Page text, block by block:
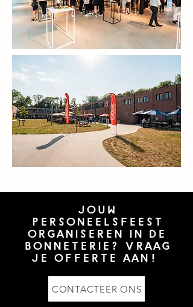
Jouw
personeelsfeest
organiseren in de
Bonneterie? Vraag
je offerte aan!
CONTACTEER ONS